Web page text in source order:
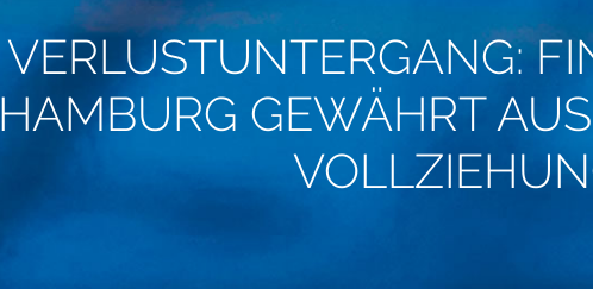
VERLUSTUNTERGANG:
HAMBURG GEWÄHRT